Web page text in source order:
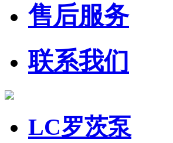
售后服务
联系我们
LC罗茨泵